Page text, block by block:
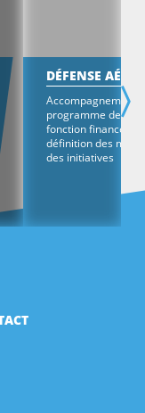
DÉFENSE
Accompagnement
programme de
fonction finance
définition des
des initiatives